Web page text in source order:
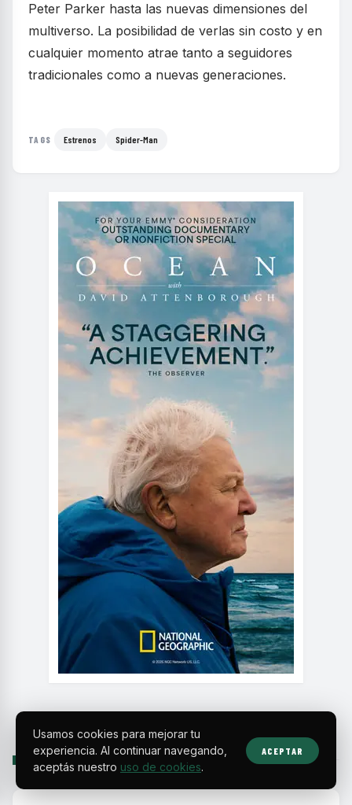
Peter Parker hasta las nuevas dimensiones del
multiverso. La posibilidad de verlas sin costo y en
cualquier momento atrae tanto a seguidores
tradicionales como a nuevas generaciones.
TAGS Estrenos Spider-Man
SIGUIENTE
Usamos cookies para mejorar tu
experiencia. Al continuar navegando,
aceptás nuestro uso de cookies.
ACEPTAR